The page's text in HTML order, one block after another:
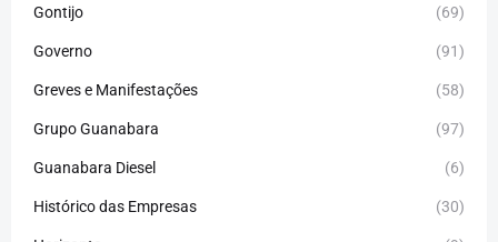
Gontijo (69)
Governo (91)
Greves e Manifestações (58)
Grupo Guanabara (97)
Guanabara Diesel (6)
Histórico das Empresas (30)